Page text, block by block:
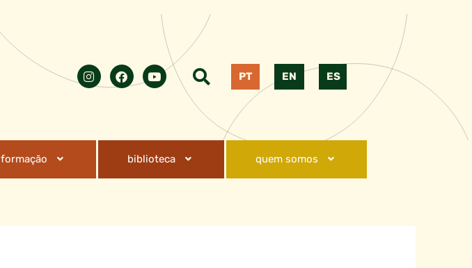
PT EN ES
formação biblioteca quem somos